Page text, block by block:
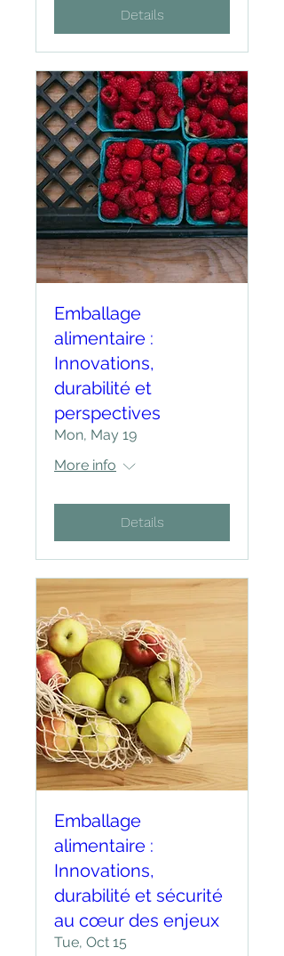
Details
Emballage
alimentaire :
Innovations,
durabilité et
perspectives
Mon, May 19
More info
Details
Emballage
alimentaire :
Innovations,
durabilité et sécurité
au cœur des enjeux
Tue, Oct 15